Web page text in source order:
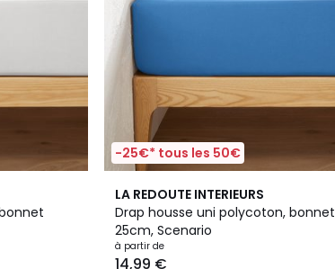
-25€* tous les 50€
LA REDOUTE INTERIEURS
Drap housse uni polycoton, bonnet
25cm, Scenario
à partir de
14,99 €
4,2
/ 5